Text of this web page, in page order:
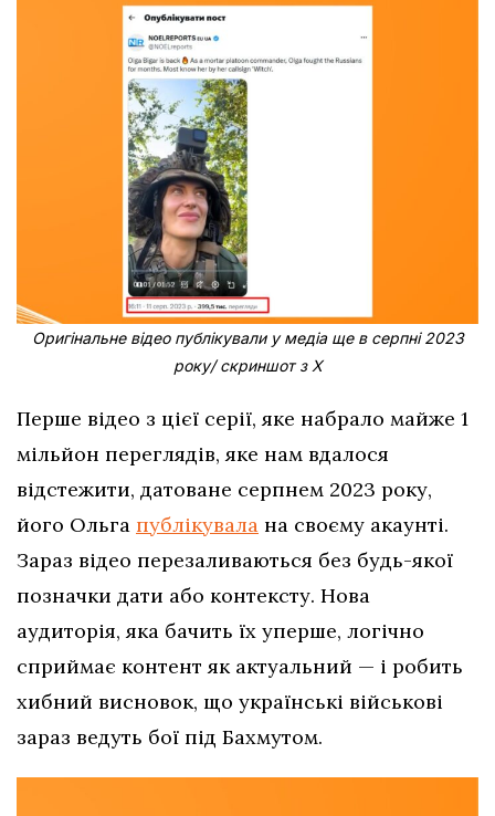
Оригінальне відео публікували у медіа ще в серпні 2023
року/ скриншот з Х
Перше відео з цієї серії, яке набрало майже 1
мільйон переглядів, яке нам вдалося
відстежити, датоване серпнем 2023 року,
його Ольга публікувала на своєму акаунті.
Зараз відео перезаливаються без будь-якої
позначки дати або контексту. Нова
аудиторія, яка бачить їх уперше, логічно
сприймає контент як актуальний — і робить
хибний висновок, що українські військові
зараз ведуть бої під Бахмутом.